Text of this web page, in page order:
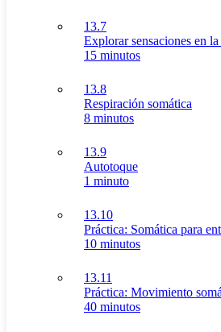
13.7
Explorar sensaciones en
15 minutos
13.8
Respiración somática
8 minutos
13.9
Autotoque
1 minuto
13.10
Práctica: Somática para
10 minutos
13.11
Práctica: Movimiento
40 minutos